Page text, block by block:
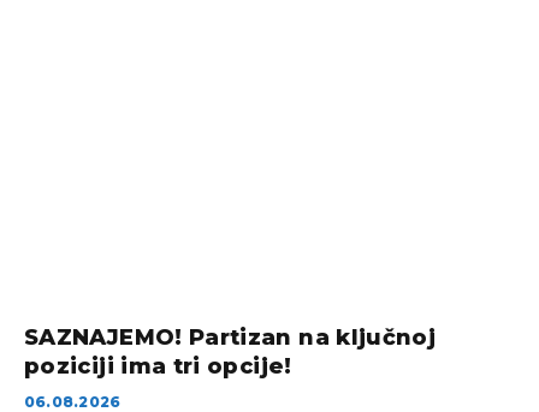
SAZNAJEMO! Partizan na ključnoj
poziciji ima tri opcije!
06.08.2026